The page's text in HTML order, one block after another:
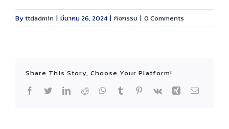
Byttdadmin | มีนาคม 26, 2024 | กิจกรรม | 0 Comments
Share This Story, Choose Your Platform!
Facebook
TwitterLinkedIn
Reddit WhatsApp
Tumblr Pinterest
Vk Xing Email